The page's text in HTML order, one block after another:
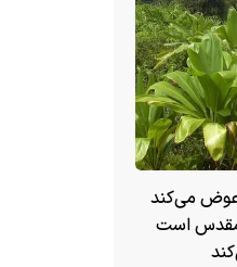
می‌کند
مقدس است